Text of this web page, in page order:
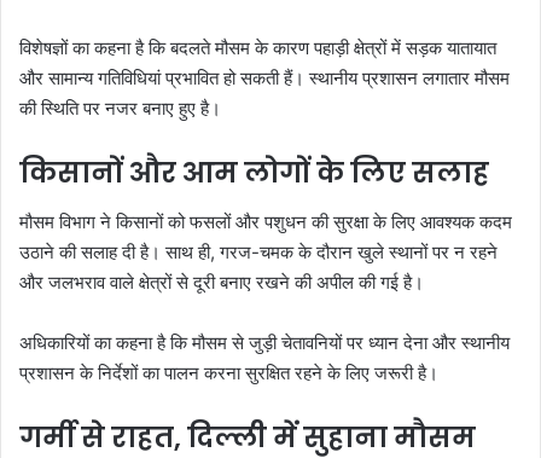
विशेषज्ञों का कहना है कि बदलते मौसम के कारण पहाड़ी क्षेत्रों में सड़क यातायात
और सामान्य गतिविधियां प्रभावित हो सकती हैं। स्थानीय प्रशासन लगातार मौसम
की स्थिति पर नजर बनाए हुए है।
किसानों और आम लोगों के लिए सलाह
मौसम विभाग ने किसानों को फसलों और पशुधन की सुरक्षा के लिए आवश्यक कदम
उठाने की सलाह दी है। साथ ही, गरज-चमक के दौरान खुले स्थानों पर न रहने
और जलभराव वाले क्षेत्रों से दूरी बनाए रखने की अपील की गई है।
अधिकारियों का कहना है कि मौसम से जुड़ी चेतावनियों पर ध्यान देना और स्थानीय
प्रशासन के निर्देशों का पालन करना सुरक्षित रहने के लिए जरूरी है।
गर्मी से राहत, दिल्ली में सुहाना मौसम